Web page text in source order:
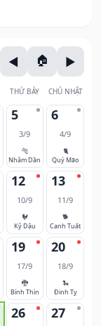
THỨ BẢY CHỦ NHẬT
5
3/9
🐅
Nhâm Dần
6
4/9
🐈
Quý Mão
12
10/9
🐓
Kỷ Dậu
13
11/9
🐕
Canh Tuất
19
17/9
🐉
Bính Thìn
20
18/9
🐍
Đinh Tỵ
26 27